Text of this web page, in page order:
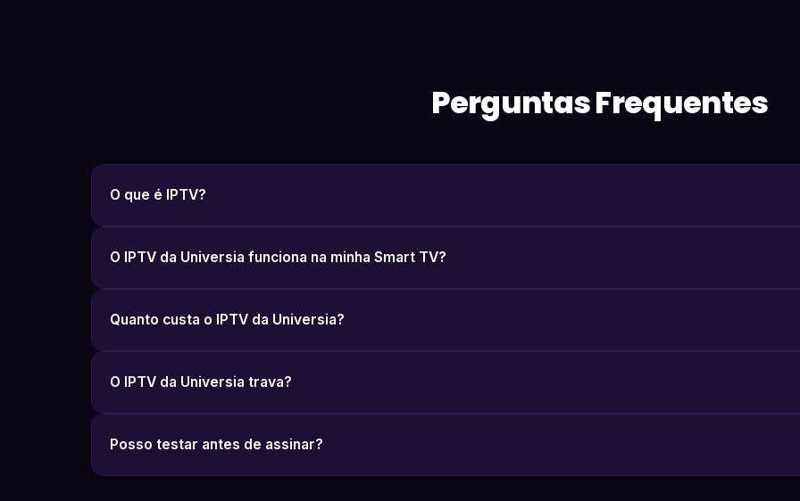
Perguntas Frequentes
O que é IPTV?
O IPTV da Universia funciona na minha Smart TV?
Quanto custa o IPTV da Universia?
O IPTV da Universia trava?
Posso testar antes de assinar?